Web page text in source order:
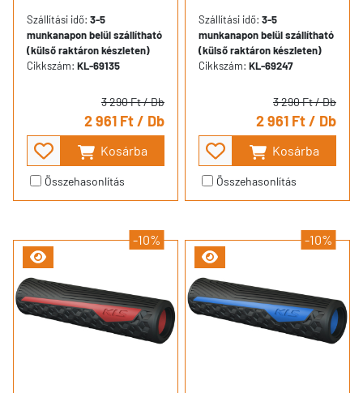
Szállítási idő: 3-5
munkanapon belül szállítható
(külső raktáron készleten)
Cikkszám: KL-69135
3 290 Ft/ Db
2 961 Ft/ Db
Kosárba
Összehasonlítás
Szállítási idő: 3-5
munkanapon belül szállítható
(külső raktáron készleten)
Cikkszám: KL-69247
3 290 Ft/ Db
2 961 Ft/ Db
Kosárba
Összehasonlítás
-10% -10%